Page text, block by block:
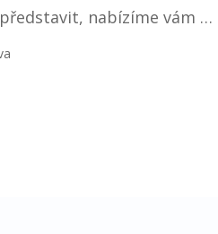
nabízíme vám …